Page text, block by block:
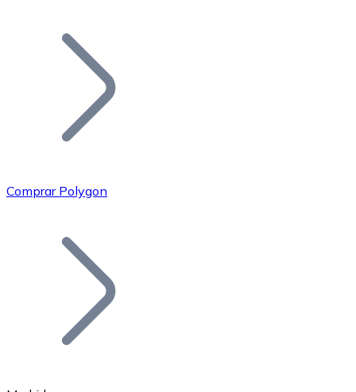
Añade tu proyecto a nuestro ecosistema.
Bitcoin
Comprar Polygon